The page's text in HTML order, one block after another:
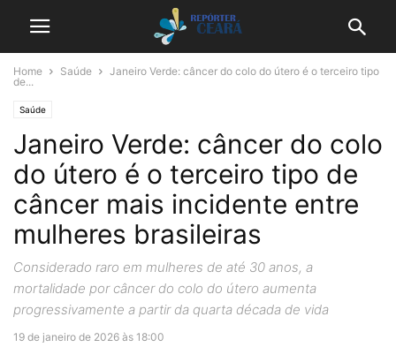
Home Saúde
Janeiro Verde: câncer do colo do útero é o terceiro tipo
de...
Saúde
Janeiro Verde: câncer do colo
do útero é o terceiro tipo de
câncer mais incidente entre
mulheres brasileiras
Considerado raro em mulheres de até 30 anos, a
mortalidade por câncer do colo do útero aumenta
progressivamente a partir da quarta década de vida
19 de janeiro de 2026 às 18:00